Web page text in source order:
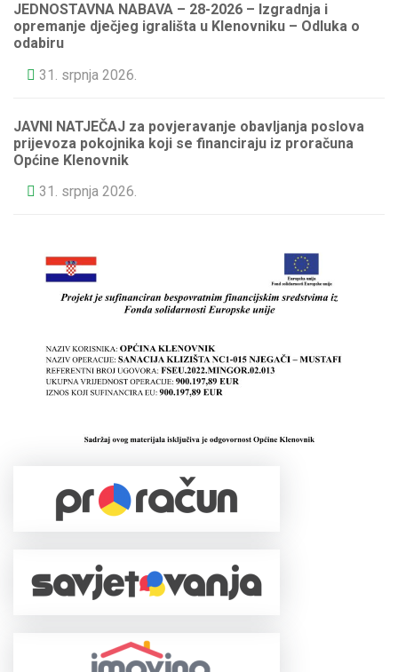
JEDNOSTAVNA NABAVA – 28-2026 – Izgradnja i
opremanje dječjeg igrališta u Klenovniku – Odluka o
odabiru
31. srpnja 2026.
JAVNI NATJEČAJ za povjeravanje obavljanja poslova
prijevoza pokojnika koji se financiraju iz proračuna
Općine Klenovnik
31. srpnja 2026.